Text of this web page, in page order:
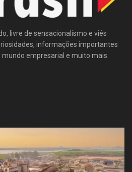
livre de sensacionalismo e viés
informações importantes
empresarial e muito mais.